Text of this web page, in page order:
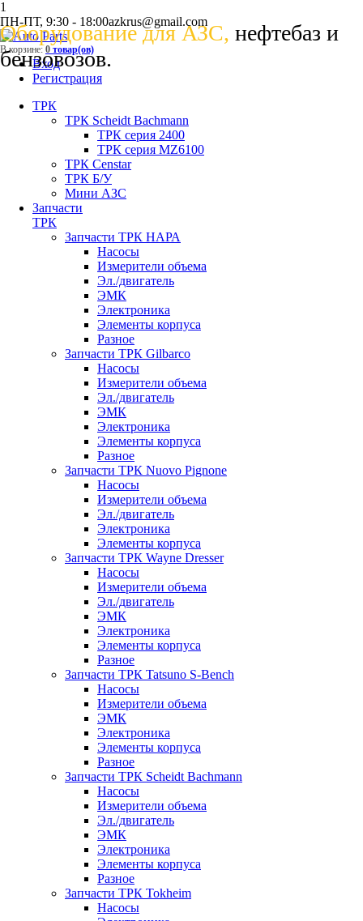
1
Оборудование для АЗС, нефтебаз и
бензовозов.
ПН-ПТ, 9:30 - 18:00azkrus@gmail.com
В корзине: 0 товар(ов)
Вход
Регистрация
ТРК
ТРК Scheidt Bachmann
ТРК серия 2400
ТРК серия MZ6100
ТРК Censtar
ТРК Б/У
Мини АЗС
Запчасти
ТРК
Запчасти ТРК НАРА
Насосы
Измерители объема
Эл./двигатель
ЭМК
Электроника
Элементы корпуса
Разное
Запчасти ТРК Gilbarco
Насосы
Измерители объема
Эл./двигатель
ЭМК
Электроника
Элементы корпуса
Разное
Запчасти ТРК Nuovo Pignone
Насосы
Измерители объема
Эл./двигатель
Электроника
Элементы корпуса
Запчасти ТРК Wayne Dresser
Насосы
Измерители объема
Эл./двигатель
ЭМК
Электроника
Элементы корпуса
Разное
Запчасти ТРК Tatsuno S-Bench
Насосы
Измерители объема
ЭМК
Электроника
Элементы корпуса
Разное
Запчасти ТРК Scheidt Bachmann
Насосы
Измерители объема
Эл./двигатель
ЭМК
Электроника
Элементы корпуса
Разное
Запчасти ТРК Tokheim
Насосы